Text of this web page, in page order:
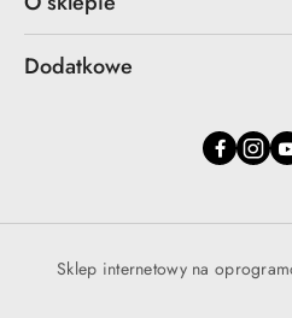
Dodatkowe
Sklep internetowy na